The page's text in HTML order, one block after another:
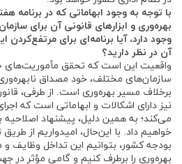
با توجه به وجود ابهاماتی که در
بهره‌وری و ابزارهای قانونی آن برای
وجود دارد، آیا برنامه‌ای برای
آن در نظر دارید؟
واقعیت این است که تحقق مأموریت‌های
سازمان‌های مختلف، خود مصداق
برخلاف مسیر بهره‌وری است. از طرفی،
نیز دارای اشکالات و ابهاماتی است که
می‌کند؛ به همین دلیل، پیشنهاد اصلاحیه
خواهیم داد. با این‌حال، امیدواریم از طریق
بودجه کشور، بتوانیم این تداخل وظایف و
بهره‌وری را برطرف کنیم و گامی مؤثر در